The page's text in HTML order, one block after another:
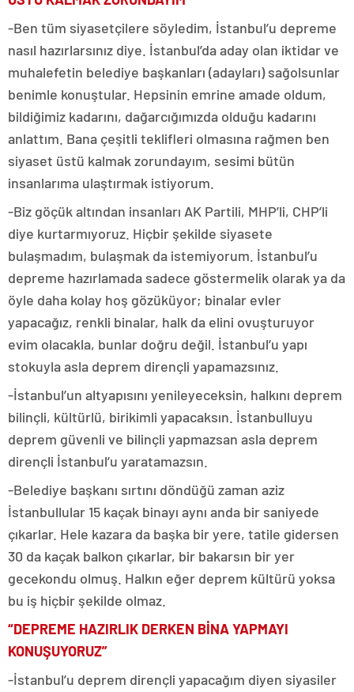
-Ben tüm siyasetçilere söyledim, İstanbul’u depreme
nasıl hazırlarsınız diye. İstanbul’da aday olan iktidar ve
muhalefetin belediye başkanları (adayları) sağolsunlar
benimle konuştular. Hepsinin emrine amade oldum,
bildiğimiz kadarını, dağarcığımızda olduğu kadarını
anlattım. Bana çeşitli teklifleri olmasına rağmen ben
siyaset üstü kalmak zorundayım, sesimi bütün
insanlarıma ulaştırmak istiyorum.
-Biz göçük altından insanları AK Partili, MHP’li, CHP’li
diye kurtarmıyoruz. Hiçbir şekilde siyasete
bulaşmadım, bulaşmak da istemiyorum. İstanbul’u
depreme hazırlamada sadece göstermelik olarak ya da
öyle daha kolay hoş gözüküyor; binalar evler
yapacağız, renkli binalar, halk da elini ovuşturuyor
evim olacakla, bunlar doğru değil. İstanbul’u yapı
stokuyla asla deprem dirençli yapamazsınız.
-İstanbul’un altyapısını yenileyeceksin, halkını deprem
bilinçli, kültürlü, birikimli yapacaksın. İstanbulluyu
deprem güvenli ve bilinçli yapmazsan asla deprem
dirençli İstanbul’u yaratamazsın.
-Belediye başkanı sırtını döndüğü zaman aziz
İstanbullular 15 kaçak binayı aynı anda bir saniyede
çıkarlar. Hele kazara da başka bir yere, tatile gidersen
30 da kaçak balkon çıkarlar, bir bakarsın bir yer
gecekondu olmuş. Halkın eğer deprem kültürü yoksa
bu iş hiçbir şekilde olmaz.
“DEPREME HAZIRLIK DERKEN BİNA YAPMAYI
KONUŞUYORUZ”
-İstanbul’u deprem dirençli yapacağım diyen siyasiler